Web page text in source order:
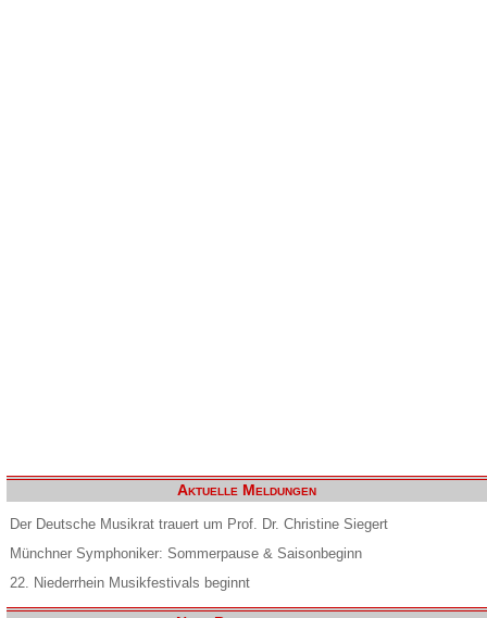
Aktuelle Meldungen
Der Deutsche Musikrat trauert um Prof. Dr. Christine Siegert
Münchner Symphoniker: Sommerpause & Saisonbeginn
22. Niederrhein Musikfestivals beginnt